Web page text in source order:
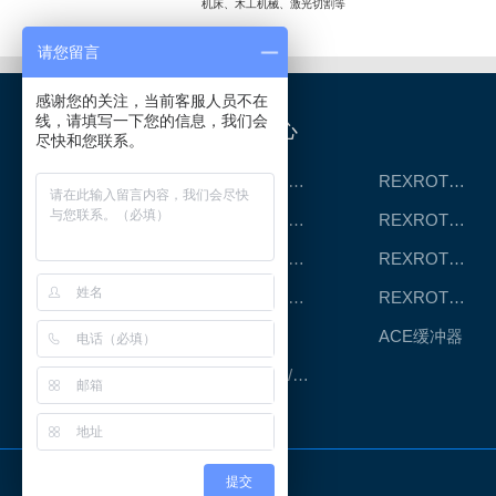
机床、木工机械、激光切割等
产品中心
REXROTH工厂解决方案 REXROTH/力士乐线性产品
REXROTH丝杠螺母 REXROTH直线模组
REXROTH测量系统IMS REXROTH/力士乐电动缸
REXROTH/力士乐油压 REXROTH/力士乐伺服驱动
ACE缓冲器
RENOLD/雷诺德工业链条
友情链接
请您留言
感谢您的关注，当前客服人员不在
线，请填写一下您的信息，我们会
尽快和您联系。
提交